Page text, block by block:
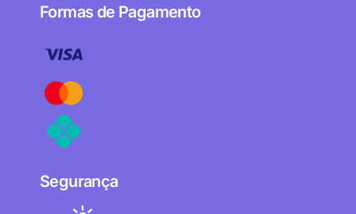
Formas de Pagamento
Segurança